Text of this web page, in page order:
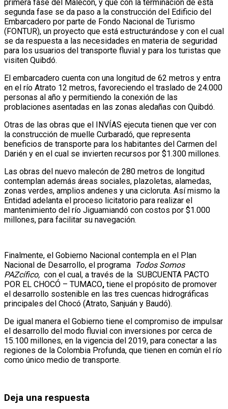
primera fase del Malecón, y que con la terminación de esta
segunda fase se da paso a la construcción del Edificio del
Embarcadero por parte de Fondo Nacional de Turismo
(FONTUR), un proyecto que está estructurándose y con el cual
se da respuesta a las necesidades en materia de seguridad
para los usuarios del transporte fluvial y para los turistas que
visiten Quibdó.
El embarcadero cuenta con una longitud de 62 metros y entra
en el río Atrato 12 metros, favoreciendo el traslado de 24.000
personas al año y permitiendo la conexión de las
problaciones asentadas en las zonas aledañas con Quibdó.
Otras de las obras que el INVÍAS ejecuta tienen que ver con
la construcción de muelle Curbaradó, que representa
beneficios de transporte para los habitantes del Carmen del
Darién y en el cual se invierten recursos por $1.300 millones.
Las obras del nuevo malecón de 280 metros de longitud
contemplan además áreas sociales, plazoletas, alamedas,
zonas verdes, amplios andenes y una cicloruta. Así mismo la
Entidad adelanta el proceso licitatorio para realizar el
mantenimiento del río Jiguamiandó con costos por $1.000
millones, para facilitar su navegación.
Finalmente, el Gobierno Nacional contempla en el Plan
Nacional de Desarrollo, el programa Todos Somos
PAZcífico, con el cual, a través de la SUBCUENTA PACTO
POR EL CHOCÓ – TUMACO, tiene el propósito de promover
el desarrollo sostenible en las tres cuencas hidrográficas
principales del Chocó (Atrato, Sanjuán y Baudó).
De igual manera el Gobierno tiene el compromiso de impulsar
el desarrollo del modo fluvial con inversiones por cerca de
15.100 millones, en la vigencia del 2019, para conectar a las
regiones de la Colombia Profunda, que tienen en común el río
como único medio de transporte.
Deja una respuesta